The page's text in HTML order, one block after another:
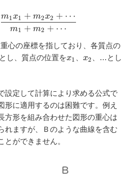
m1 + m2 + ⋯
m1 x1 + m2x2 + ⋯
心の座標を指しており、各質点の
し、質点の位置をx_{1}
x1 、 x_{2}
x2 、…とし
設定して計算により求める公式で
形に適用するのは困難です。例え
方形を組み合わせた図形の重心は
れますが、Ｂのような曲線を含む
とができません。